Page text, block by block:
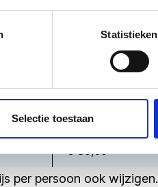
Statistieken
Selectie toestaan
€ 80,75
€ 80,50
per persoon ook wijzigen.